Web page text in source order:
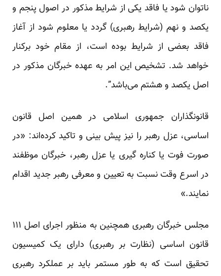
ناتوان شود یا فاقد یکی از شرایط مذکور در اصول پنجم و
یکصد و نهم (شرایط رهبری) گردد یا معلوم شود از آغاز
فاقد بعضی از شرایط بوده است، از مقام خود برکنار
خواهد شد. تشخیص این امر به عهده خبرگان مذکور در
اصل یکصد و هشتم می‌باشد”.
قانونگذاران جمهوری اسلامی در همین اصل قانون
اساسی، عزل رهبر را نیز پیش بینی و تاکید کرده‌اند: «در
صورت فوت یا کناره گیری یا عزل رهبر، خبرگان موظفند
در اسرع وقت نسبت به تعیین و معرفی رهبر جدید اقدام
نمایند.»
مجلس خبرگان رهبری همچنین به منظور اجرای اصل ۱۱۱
قانون اساسی (نظارت بر رهبری) دارای یک کمیسیون
تحقیق است که به طور مستمر باید بر عملکرد رهبری